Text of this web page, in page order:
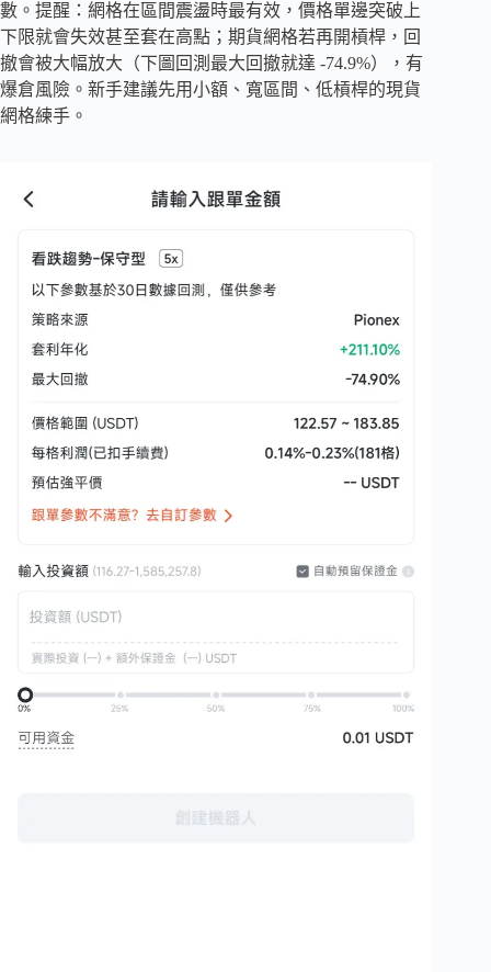
數。提醒：網格在區間震盪時最有效，價格單邊突破上
下限就會失效甚至套在高點；期貨網格若再開槓桿，回
撤會被大幅放大（下圖回測最大回撤就達 -74.9%），有
爆倉風險。新手建議先用小額、寬區間、低槓桿的現貨
網格練手。